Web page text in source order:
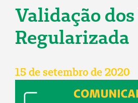
Validação
Regularizada
15 de setembro de 2020